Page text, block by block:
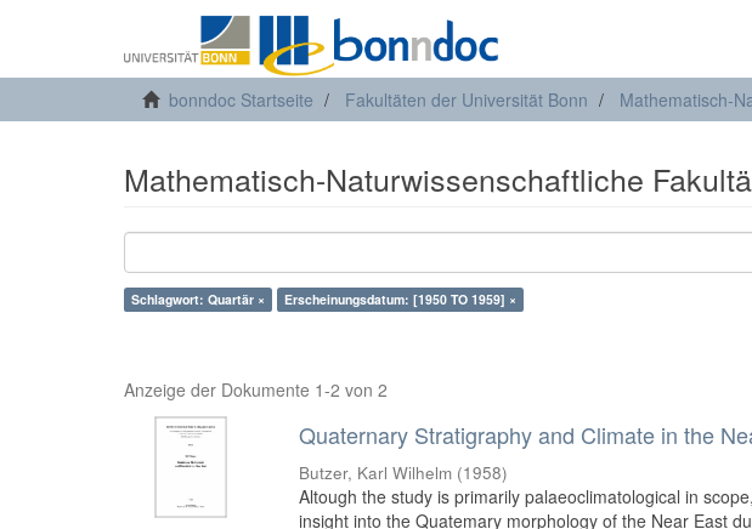
bonndoc Startseite Fakultäten der Universität Bonn Mathematisch-
Mathematisch-Naturwissenschaftliche
Schlagwort: Quartär × Erscheinungsdatum: [1950 TO 1959] ×
Anzeige der Dokumente 1-2 von 2
Quaternary Stratigraphy and Climate in the
Butzer, Karl Wilhelm (1958)
Altough the study is primarily palaeoclimatological in
insight into the Quatemary morphology of the Near East